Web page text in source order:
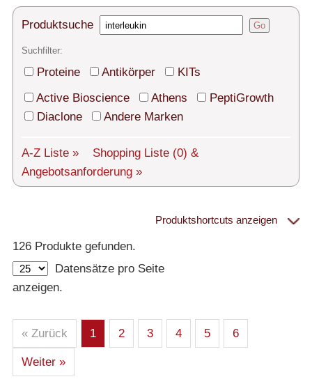
Produkte
Kontakt
Versand
Über uns
Service
Login
English
Produktsuche Go
Suchfilter:
Proteine Antikörper
KITs
Active Bioscience
Athens
PeptiGrowth
Diaclone
Andere Marken
A-Z Liste » Shopping Liste (0) &
Angebotsanforderung »
Proteine
– Alle Proteine
– Human
– Cell culture tested premium (cct-premium)
Produktshortcuts anzeigen
126 Produkte gefunden.
Datensätze pro Seite
anzeigen.
« Zurück 1 2 3 4 5 6
Weiter »